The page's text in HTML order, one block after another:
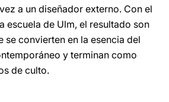
a un diseñador externo. Con el
escuela de Ulm, el resultado son
se convierten en la esencia del
y terminan como
de culto.